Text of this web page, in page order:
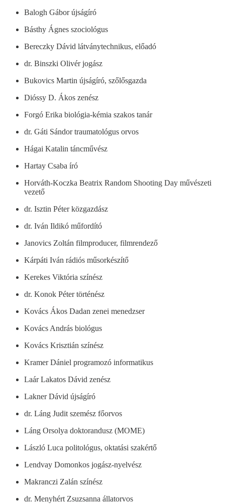
Balogh Gábor újságíró
Básthy Ágnes szociológus
Bereczky Dávid látványtechnikus, előadó
dr. Binszki Olivér jogász
Bukovics Martin újságíró, szőlősgazda
Dióssy D. Ákos zenész
Forgó Erika biológia-kémia szakos tanár
dr. Gáti Sándor traumatológus orvos
Hágai Katalin táncművész
Hartay Csaba író
Horváth-Koczka Beatrix Random Shooting Day művészeti
vezető
dr. Isztin Péter közgazdász
dr. Iván Ildikó műfordító
Janovics Zoltán filmproducer, filmrendező
Kárpáti Iván rádiós műsorkészítő
Kerekes Viktória színész
dr. Konok Péter történész
Kovács Ákos Dadan zenei menedzser
Kovács András biológus
Kovács Krisztián színész
Kramer Dániel programozó informatikus
Laár Lakatos Dávid zenész
Lakner Dávid újságíró
dr. Láng Judit szemész főorvos
Láng Orsolya doktorandusz (MOME)
László Luca politológus, oktatási szakértő
Lendvay Domonkos jogász-nyelvész
Makranczi Zalán színész
dr. Menyhért Zsuzsanna állatorvos